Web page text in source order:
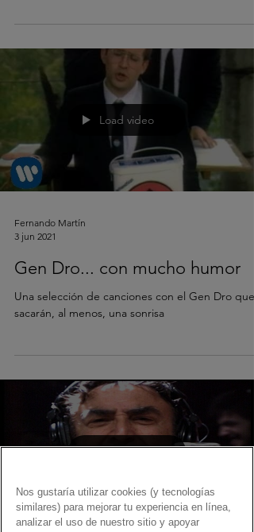
Load video
Fernando Martín
3 jun 2021
Gen Dro... con mucho humor
Una selección de canciones con el Gen Dro que
sacarán, al menos, una sonrisa
Load video
Nos gustaría utilizar cookies (y tecnologías
similares) para mejorar tu experiencia en línea,
analizar el uso de nuestro sitio y apoyar